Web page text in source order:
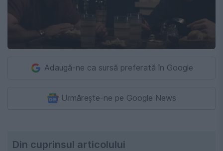
Adaugă-ne ca sursă preferată în Google
Urmărește-ne pe Google News
Din cuprinsul articolului